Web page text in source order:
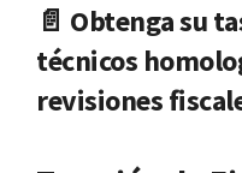
📄 Obtenga su
técnicos
revisiones